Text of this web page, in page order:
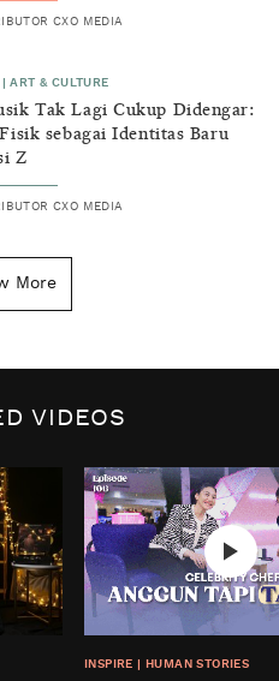
CXO MEDIA
|ART & CULTURE
Tak Lagi Cukup Didengar:
sebagai Identitas Baru
Z
CXO MEDIA
Tahun Baru Ditandai pada
dari Insecurity
CXO MEDIA
HOME
Like: Camping Ground
CXO MEDIA
GENERAL KNOWLEDGE
More
VIDEOS
INSPIRE HUMAN STORIES